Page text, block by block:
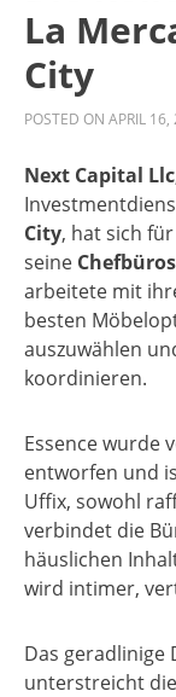
La
City
POSTED ON APRIL 16,
Next Capital Llc
City, hat sich
seine Chefbüros
arbeitete mit
besten
auszuwählen
koordinieren.
Essence wurde
entworfen und
Uffix, sowohl
verbindet die
häuslichen
wird intimer,
Das geradlinige
unterstreicht